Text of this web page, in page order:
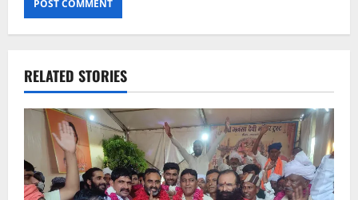
RELATED STORIES